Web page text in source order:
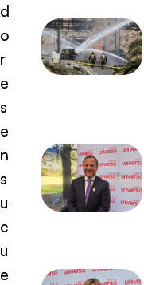
d
o
r
e
s
e
n
s
u
c
u
e